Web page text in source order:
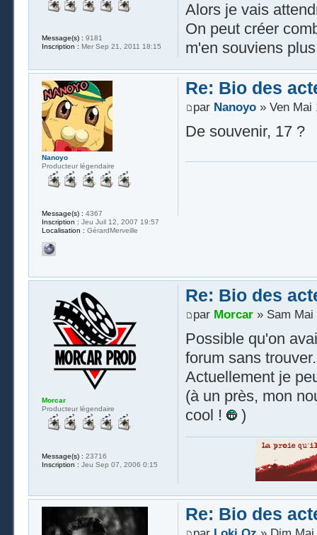
Alors je vais
On peut créer
m'en souviens
Message(s) : 9181
Inscription : Mer Sep 21, 2011 18:15
Re: Bio des
par Nanoyo» Ven Mai
De souvenir, 17 ?
Nanoyo
Producteur légendaire
Message(s) : 4367
Inscription : Jeu Juil 12, 2007 19:57
Localisation : GérardMerveille
Re: Bio des
par Morcar» Sam Mai
Possible qu'on
forum sans
Actuellement je
(à un près, mon
cool !
)
Morcar
Producteur légendaire
Message(s) : 23716
Inscription : Jeu Sep 07, 2006 0:15
Re: Bio des